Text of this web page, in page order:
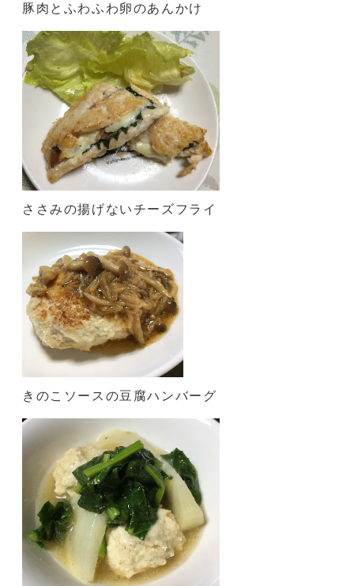
豚肉とふわふわ卵のあんかけ
ささみの揚げないチーズフライ
きのこソースの豆腐ハンバーグ